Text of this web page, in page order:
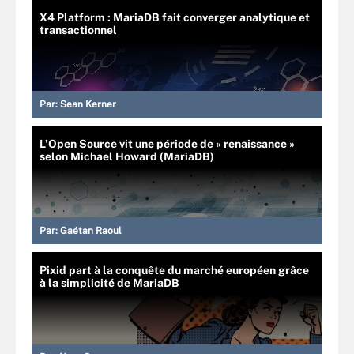
X4 Platform : MariaDB fait converger analytique et
transactionnel
Par: Sean Kerner
L’Open Source vit une période de « renaissance »
selon Michael Howard (MariaDB)
Par: Gaétan Raoul
Pixid part à la conquête du marché européen grâce
à la simplicité de MariaDB